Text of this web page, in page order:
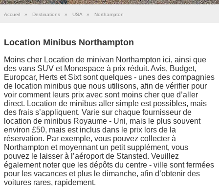
Accueil » Destinations » USA » Northampton
Location Minibus Northampton
Moins cher Location de minivan Northampton ici, ainsi que
des vans SUV et Monospace à prix réduit. Avis, Budget,
Europcar, Herts et Sixt sont quelques - unes des compagnies
de location minibus que nous utilisons, afin de vérifier pour
voir comment leurs prix avec sont moins cher que d’aller
direct. Location de minibus aller simple est possibles, mais
des frais s’appliquent. Varie sur chaque fournisseur de
location de minibus Royaume - Uni, mais le plus souvent
environ £50, mais est inclus dans le prix lors de la
réservation. Par exemple, vous pouvez collecter à
Northampton et moyennant un petit supplément, vous
pouvez le laisser à l’aéroport de Stansted. Veuillez
également noter que les dépôts du centre - ville sont fermées
pour les vacances et plus le dimanche, afin d’obtenir des
voitures rares, rapidement.